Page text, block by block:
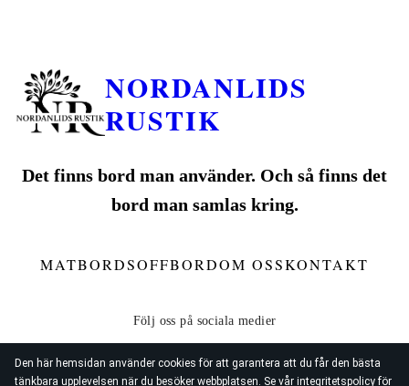
Den här hemsidan använder cookies för att garantera att du får den bästa
tänkbara upplevelsen när du besöker webbplatsen. Se vår integritetspolicyför
NORDANLIDS
RUSTIK
Det finns bord man använder. Och så finns det
bord man samlas kring.
MATBORDSOFFBORDOM OSSKONTAKT